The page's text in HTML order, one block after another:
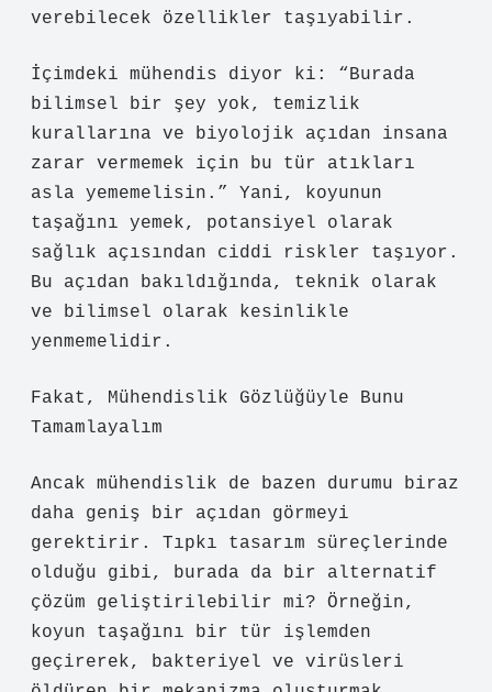
verebilecek özellikler taşıyabilir.
İçimdeki mühendis diyor ki: “Burada
bilimsel bir şey yok, temizlik
kurallarına ve biyolojik açıdan insana
zarar vermemek için bu tür atıkları
asla yememelisin.” Yani, koyunun
taşağını yemek, potansiyel olarak
sağlık açısından ciddi riskler taşıyor.
Bu açıdan bakıldığında, teknik olarak
ve bilimsel olarak kesinlikle
yenmemelidir.
Fakat, Mühendislik Gözlüğüyle Bunu
Tamamlayalım
Ancak mühendislik de bazen durumu biraz
daha geniş bir açıdan görmeyi
gerektirir. Tıpkı tasarım süreçlerinde
olduğu gibi, burada da bir alternatif
çözüm geliştirilebilir mi? Örneğin,
koyun taşağını bir tür işlemden
geçirerek, bakteriyel ve virüsleri